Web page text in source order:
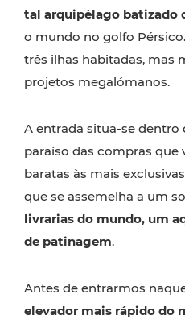
tal arquipélago batizado
o mundo no golfo
três ilhas habitadas, mas
projetos megalómanos.
A entrada situa-se dentro
paraíso das compras que
baratas às mais
que se assemelha a um
livrarias do mundo, um
de patinagem.
Antes de entrarmos
elevador mais rápido do